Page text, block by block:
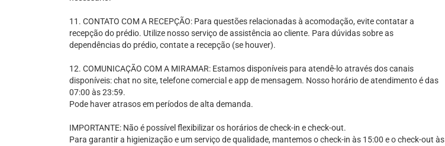
11. CONTATO COM A RECEPÇÃO: Para questões relacionadas à acomodação, evite contatar a
recepção do prédio. Utilize nosso serviço de assistência ao cliente. Para dúvidas sobre as
dependências do prédio, contate a recepção (se houver).
12. COMUNICAÇÃO COM A MIRAMAR: Estamos disponíveis para atendê-lo através dos canais
disponíveis: chat no site, telefone comercial e app de mensagem. Nosso horário de atendimento é das
07:00 às 23:59.
Pode haver atrasos em períodos de alta demanda.
IMPORTANTE: Não é possível flexibilizar os horários de check-in e check-out.
Para garantir a higienização e um serviço de qualidade, mantemos o check-in às 15:00 e o check-out às